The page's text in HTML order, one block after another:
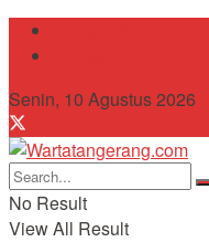
Senin, 10 Agustus 2026
No Result
View All Result